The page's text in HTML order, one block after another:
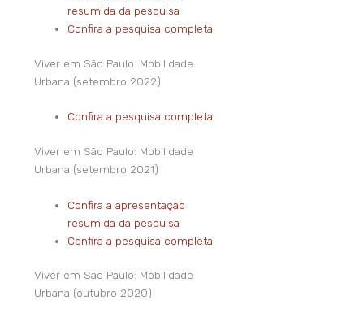
resumida da pesquisa
Confira a pesquisa completa
Viver em São Paulo: Mobilidade
Urbana (setembro 2022)
Confira a pesquisa completa
Viver em São Paulo: Mobilidade
Urbana (setembro 2021)
Confira a apresentação
resumida da pesquisa
Confira a pesquisa completa
Viver em São Paulo: Mobilidade
Urbana (outubro 2020)